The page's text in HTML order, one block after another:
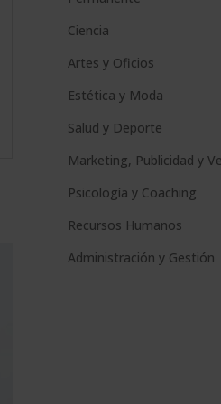
Ciencia
Artes y Oficios
Estética y Moda
Salud y Deporte
Marketing, Publicidad y
Psicología y Coaching
Recursos Humanos
Administración y Gestión